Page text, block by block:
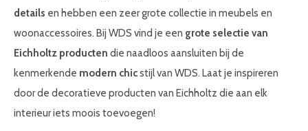
details en hebben een zeer grote collectie in meubels en
woonaccessoires. Bij WDS vind je een grote selectie van
Eichholtz producten die naadloos aansluiten bij de
kenmerkende modern chicstijl van WDS. Laat je inspireren
door de decoratieve producten van Eichholtz die aan elk
interieur iets moois toevoegen!